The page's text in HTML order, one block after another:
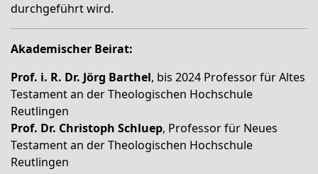
durchgeführt wird.
Akademischer Beirat:
Prof. i. R. Dr. Jörg Barthel, bis 2024 Professor für Altes
Testament an der Theologischen Hochschule
Reutlingen
Prof. Dr. Christoph Schluep, Professor für Neues
Testament an der Theologischen Hochschule
Reutlingen